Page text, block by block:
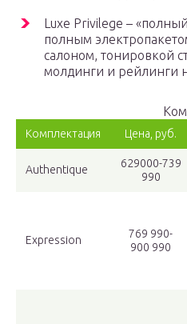
Luxe Privilege –
полным
салоном, тонировкой
молдинги и рейлинги
Комплектация Цена, руб.
Authentique
629000-739
990
Expression
769 990-
900 990